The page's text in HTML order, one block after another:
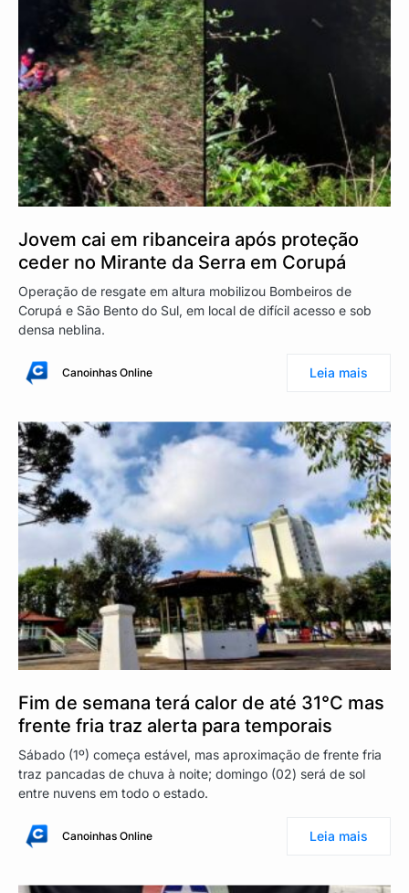
Jovem cai em ribanceira após proteção
ceder no Mirante da Serra em Corupá
Operação de resgate em altura mobilizou Bombeiros de
Corupá e São Bento do Sul, em local de difícil acesso e sob
densa neblina.
Canoinhas Online Leia mais
Fim de semana terá calor de até 31°C mas
frente fria traz alerta para temporais
Sábado (1º) começa estável, mas aproximação de frente fria
traz pancadas de chuva à noite; domingo (02) será de sol
entre nuvens em todo o estado.
Canoinhas Online Leia mais